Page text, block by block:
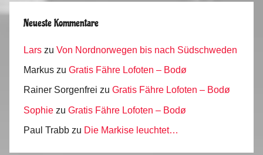
Neueste Kommentare
Lars zu Von Nordnorwegen bis nach Südschweden
Markus zu Gratis Fähre Lofoten – Bodø
Rainer Sorgenfrei zu Gratis Fähre Lofoten – Bodø
Sophie zu Gratis Fähre Lofoten – Bodø
Paul Trabb zu Die Markise leuchtet…